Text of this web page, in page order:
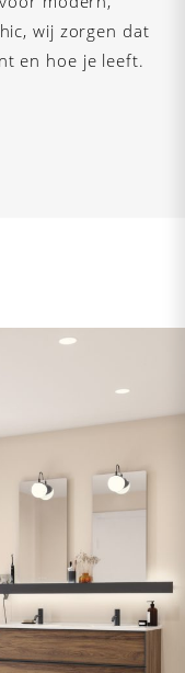
wij zorgen dat
en hoe je leeft.